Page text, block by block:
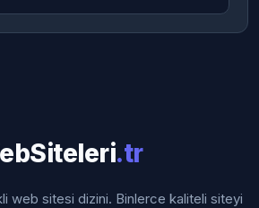
.tr
web sitesi dizini. Binlerce kaliteli siteyi